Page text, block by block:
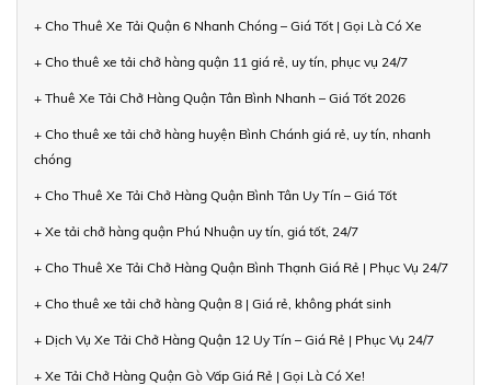
+ Cho Thuê Xe Tải Quận 6 Nhanh Chóng – Giá Tốt | Gọi Là Có Xe
+ Cho thuê xe tải chở hàng quận 11 giá rẻ, uy tín, phục vụ 24/7
+ Thuê Xe Tải Chở Hàng Quận Tân Bình Nhanh – Giá Tốt 2026
+ Cho thuê xe tải chở hàng huyện Bình Chánh giá rẻ, uy tín, nhanh
chóng
+ Cho Thuê Xe Tải Chở Hàng Quận Bình Tân Uy Tín – Giá Tốt
+ Xe tải chở hàng quận Phú Nhuận uy tín, giá tốt, 24/7
+ Cho Thuê Xe Tải Chở Hàng Quận Bình Thạnh Giá Rẻ | Phục Vụ 24/7
+ Cho thuê xe tải chở hàng Quận 8 | Giá rẻ, không phát sinh
+ Dịch Vụ Xe Tải Chở Hàng Quận 12 Uy Tín – Giá Rẻ | Phục Vụ 24/7
+ Xe Tải Chở Hàng Quận Gò Vấp Giá Rẻ | Gọi Là Có Xe!